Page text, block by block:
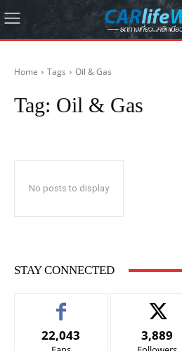
Home Tags Oil & Gas
Tag: Oil & Gas
No posts to display
STAY CONNECTED
22,043 3,889